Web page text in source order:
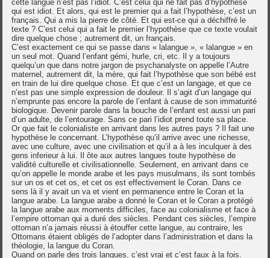
cette langue n’est pas l’idiot. C’est celui qui ne fait pas d’hypothèse
qui est idiot. Et alors, qui est le premier qui a fait l’hypothèse, c’est un
français. Qui a mis la pierre de côté. Et qui est-ce qui a déchiffré le
texte ? C’est celui qui a fait le premier l’hypothèse que ce texte voulait
dire quelque chose ; autrement dit, un français.
C’est exactement ce qui se passe dans « lalangue », « lalangue » en
un seul mot. Quand l’enfant gémi, hurle, cri, etc. Il y a toujours
quelqu’un que dans notre jargon de psychanalyste on appelle l’Autre
maternel, autrement dit, la mère, qui fait l’hypothèse que son bébé est
en train de lui dire quelque chose. Et que c’est un langage, et que ce
n’est pas une simple expression de douleur. Il s’agit d’un langage qui
n’emprunte pas encore la parole de l’enfant à cause de son immaturité
biologique. Devenir parole dans la bouche de l’enfant est aussi un pari
d’un adulte, de l’entourage. Sans ce pari l’idiot prend toute sa place.
Or que fait le colonialiste en arrivant dans les autres pays ? Il fait une
hypothèse le concernant. L’hypothèse qu’il arrive avec une richesse,
avec une culture, avec une civilisation et qu’il a à les inculquer à des
gens inferieur à lui. Il ôte aux autres langues toute hypothèse de
validité culturelle et civilisationnelle. Seulement, en arrivant dans ce
qu’on appelle le monde arabe et les pays musulmans, ils sont tombés
sur un os et cet os, et cet os est effectivement le Coran. Dans ce
sens là il y avait un va et vient en permanence entre le Coran et la
langue arabe. La langue arabe a donné le Coran et le Coran a protégé
la langue arabe aux moments difficiles, face au colonialisme et face à
l’empire ottoman qui a duré des siècles. Pendant ces siècles, l’empire
ottoman n’a jamais réussi à étouffer cette langue, au contraire, les
Ottomans étaient obligés de l’adopter dans l’administration et dans la
théologie, la langue du Coran.
Quand on parle des trois langues, c’est vrai et c’est faux à la fois.